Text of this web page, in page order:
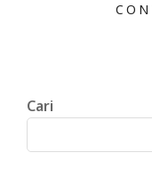
Cari